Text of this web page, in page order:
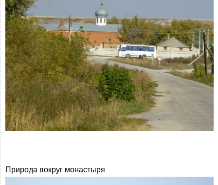
Природа вокруг монастыря